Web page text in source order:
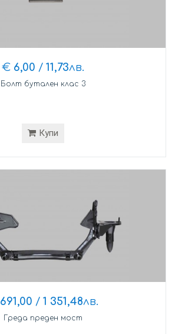
€ 6,00 / 11,73лв.
Болт бутален клас 3
Купи
691,00 / 1 351,48лв.
Греда преден мост